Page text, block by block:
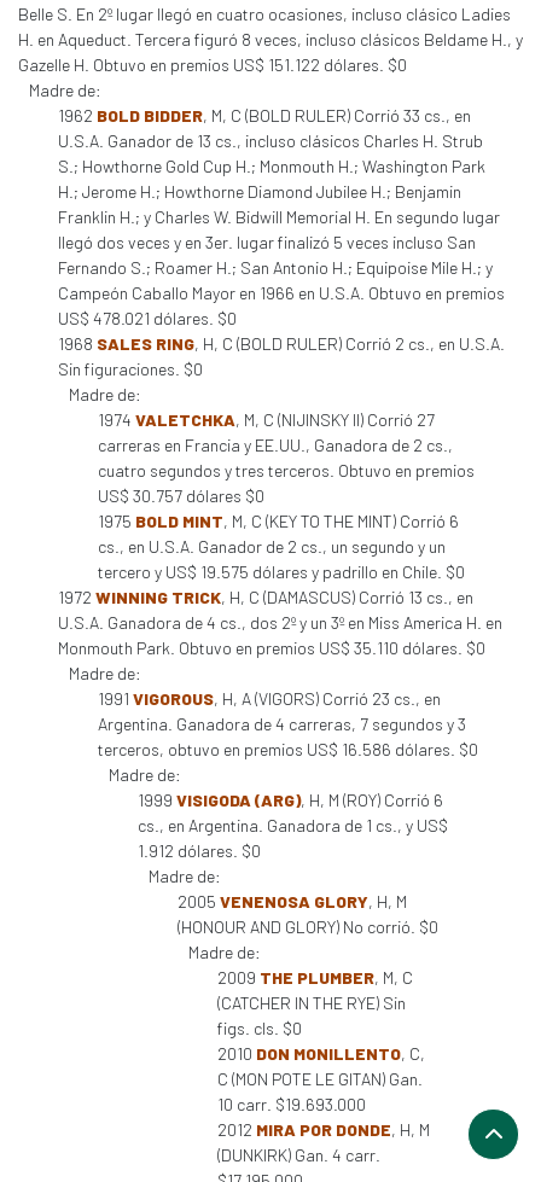
Belle S. En 2º lugar llegó en cuatro ocasiones, incluso clásico Ladies
H. en Aqueduct. Tercera figuró 8 veces, incluso clásicos Beldame H., y
Gazelle H. Obtuvo en premios US$ 151.122 dólares. $0
Madre de:
1962 BOLD BIDDER, M, C (BOLD RULER) Corrió 33 cs., en
U.S.A. Ganador de 13 cs., incluso clásicos Charles H. Strub
S.; Howthorne Gold Cup H.; Monmouth H.; Washington Park
H.; Jerome H.; Howthorne Diamond Jubilee H.; Benjamin
Franklin H.; y Charles W. Bidwill Memorial H. En segundo lugar
llegó dos veces y en 3er. lugar finalizó 5 veces incluso San
Fernando S.; Roamer H.; San Antonio H.; Equipoise Mile H.; y
Campeón Caballo Mayor en 1966 en U.S.A. Obtuvo en premios
US$ 478.021 dólares. $0
1968 SALES RING, H, C (BOLD RULER) Corrió 2 cs., en U.S.A.
Sin figuraciones. $0
Madre de:
1974 VALETCHKA, M, C (NIJINSKY II) Corrió 27
carreras en Francia y EE.UU., Ganadora de 2 cs.,
cuatro segundos y tres terceros. Obtuvo en premios
US$ 30.757 dólares $0
1975 BOLD MINT, M, C (KEY TO THE MINT) Corrió 6
cs., en U.S.A. Ganador de 2 cs., un segundo y un
tercero y US$ 19.575 dólares y padrillo en Chile. $0
1972 WINNING TRICK, H, C (DAMASCUS) Corrió 13 cs., en
U.S.A. Ganadora de 4 cs., dos 2º y un 3º en Miss America H. en
Monmouth Park. Obtuvo en premios US$ 35.110 dólares. $0
Madre de:
1991 VIGOROUS, H, A (VIGORS) Corrió 23 cs., en
Argentina. Ganadora de 4 carreras, 7 segundos y 3
terceros, obtuvo en premios US$ 16.586 dólares. $0
Madre de:
1999 VISIGODA (ARG), H, M (ROY) Corrió 6
cs., en Argentina. Ganadora de 1 cs., y US$
1.912 dólares. $0
Madre de:
2005 VENENOSA GLORY, H, M
(HONOUR AND GLORY) No corrió. $0
Madre de:
2009 THE PLUMBER, M, C
(CATCHER IN THE RYE) Sin
figs. cls. $0
2010 DON MONILLENTO, C,
C (MON POTE LE GITAN) Gan.
10 carr. $19.693.000
2012 MIRA POR DONDE, H, M
(DUNKIRK) Gan. 4 carr.